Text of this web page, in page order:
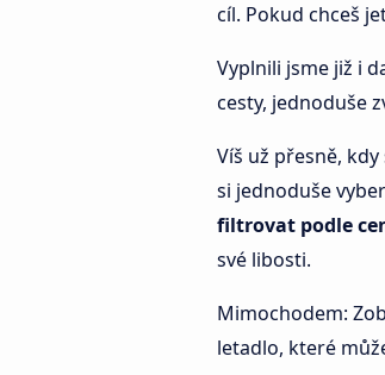
cíl. Pokud chceš
Vyplnili jsme již i
cesty, jednoduše
Víš už přesně,
si jednoduše
filtrovat podle
své libosti.
Mimochodem:
letadlo, které